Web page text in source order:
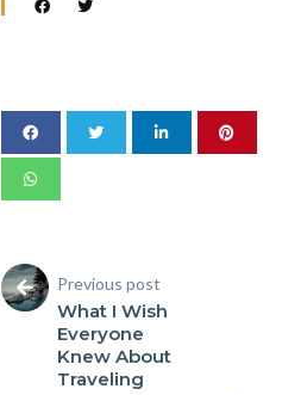
Previous post
What I Wish
Everyone
Knew About
Traveling